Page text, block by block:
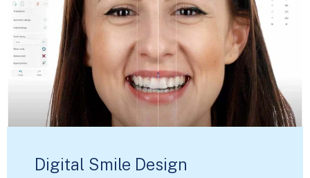
Digital Smile Design